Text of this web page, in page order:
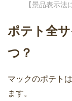
【景品表示
ポテト全
つ？
マックのポテト
ます。